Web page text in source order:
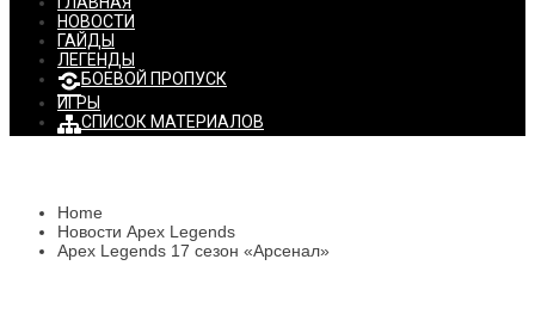
НОВОСТИ
ГАЙДЫ
ЛЕГЕНДЫ
БОЕВОЙ ПРОПУСК
ИГРЫ
СПИСОК МАТЕРИАЛОВ
Home
Новости Apex Legends
Apex Legends 17 сезон «Арсенал»